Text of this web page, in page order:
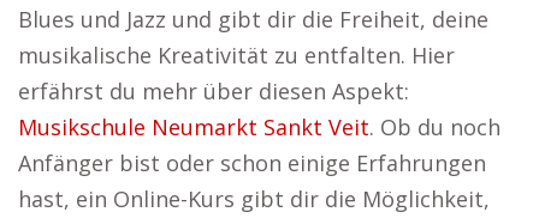
Blues und Jazz und gibt dir die Freiheit, deine
musikalische Kreativität zu entfalten. Hier
erfährst du mehr über diesen Aspekt:
Musikschule Neumarkt Sankt Veit. Ob du noch
Anfänger bist oder schon einige Erfahrungen
hast, ein Online-Kurs gibt dir die Möglichkeit,